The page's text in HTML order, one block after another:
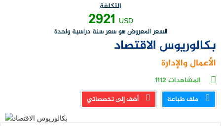
التكلفة
2921 USD
السعر المعروض هو سعر سنة دراسية واحدة
بكالوريوس الاقتصاد
الأعمال والإدارة
المشاهدات 1112
ملف طباعة أضف إلى تخصصاتي